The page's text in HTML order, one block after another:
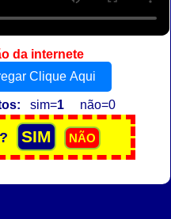
da internete
Clique Aqui
sim=1 não=0